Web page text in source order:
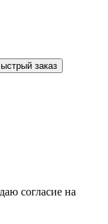
заказ
согласие на